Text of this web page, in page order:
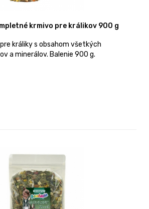
krmivo pre králikov 900 g
králiky s obsahom všetkých
a minerálov. Balenie 900 g.